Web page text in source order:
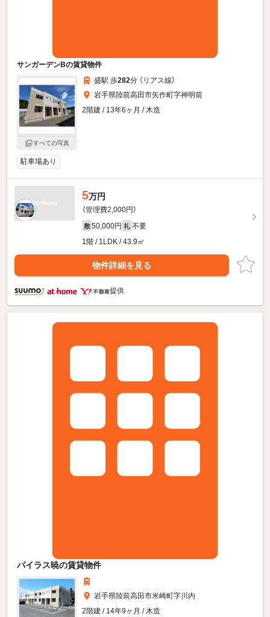
サンガーデンBの賃貸物件
すべての写真
盛駅 歩282分 （リアス線）
岩手県陸前高田市矢作町字神明前
2階建 / 13年6ヶ月 / 木造
駐車場あり
5万円
（管理費2,000円）
敷 50,000円 礼 不要
1階 / 1LDK / 43.9㎡
物件詳細を見る
提供
パイラス暁の賃貸物件
岩手県陸前高田市米崎町字川内
2階建 / 14年9ヶ月 / 木造